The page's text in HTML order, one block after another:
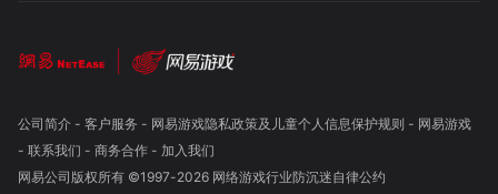
公司简介- 客户服务 - 网易游戏隐私政策及儿童个人信息保护规则 - 网易游戏
- 联系我们 - 商务合作- 加入我们
网易公司版权所有 ©1997-2026 网络游戏行业防沉迷自律公约